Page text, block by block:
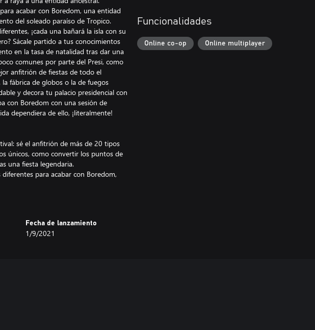
acabar con Boredom, una entidad
del soleado paraíso de Tropico.
¡cada una bañará la isla con su
Sácale partido a tus conocimientos
en la tasa de natalidad tras dar una
comunes por parte del Presi, como
anfitrión de fiestas de todo el
fábrica de globos o la de fuegos
y decora tu palacio presidencial con
con Boredom con una sesión de
dependiera de ello, ¡literalmente!
sé el anfitrión de más de 20 tipos
únicos, como convertir los puntos de
una fiesta legendaria.
para acabar con Boredom,
de baile y ten bajo control el
y decora tu palacio a juego!
Fecha de lanzamiento
1/9/2021
Funcionalidades
Online co-op Online multiplayer